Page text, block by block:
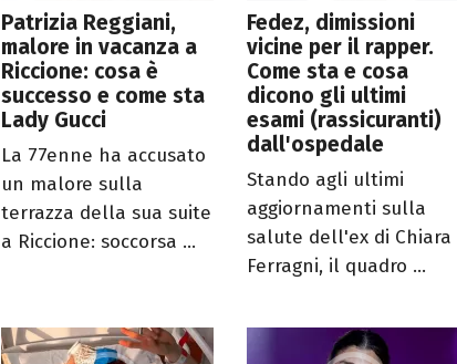
Patrizia Reggiani,
malore in vacanza a
Riccione: cosa è
successo e come sta
Lady Gucci
La 77enne ha accusato
un malore sulla
terrazza della sua suite
a Riccione: soccorsa ...
Fedez, dimissioni
vicine per il rapper.
Come sta e cosa
dicono gli ultimi
esami (rassicuranti)
dall'ospedale
Stando agli ultimi
aggiornamenti sulla
salute dell'ex di Chiara
Ferragni, il quadro ...